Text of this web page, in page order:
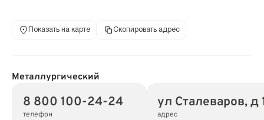
Показать на карте Скопировать адрес
Металлургический
8 800 100-24-24
телефон
ул Сталеваров, д
адрес